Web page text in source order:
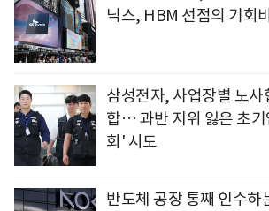
닉스, HBM 선점의 기회
삼성전자, 사업장별 노사
합… 과반 지위 잃은 초
회' 시도
반도체 공장 통째 인수